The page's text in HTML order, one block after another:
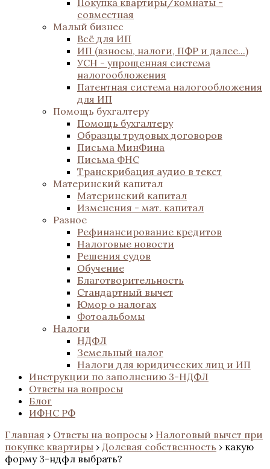
Покупка квартиры/комнаты -
совместная
Малый бизнес
Всё для ИП
ИП (взносы, налоги, ПФР и далее...)
УСН - упрощенная система
налогообложения
Патентная система налогообложения
для ИП
Помощь бухгалтеру
Помощь бухгалтеру
Образцы трудовых договоров
Письма МинФина
Письма ФНС
Транскрибация аудио в текст
Материнский капитал
Материнский капитал
Изменения - мат. капитал
Разное
Рефинансирование кредитов
Налоговые новости
Решения судов
Обучение
Благотворительность
Стандартный вычет
Юмор о налогах
Фотоальбомы
Налоги
НДФЛ
Земельный налог
Налоги для юридических лиц и ИП
Инструкции по заполнению 3-НДФЛ
Ответы на вопросы
Блог
ИФНС РФ
Главная › Ответы на вопросы › Налоговый вычет при
покупке квартиры › Долевая собственность › какую
форму 3-ндфл выбрать?